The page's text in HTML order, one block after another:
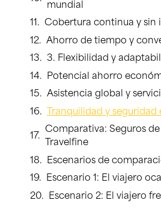
mundial
Cobertura continua y sin
Ahorro de tiempo y
3. Flexibilidad y
Potencial ahorro
Asistencia global y
Tranquilidad y seguridad
Comparativa: Seguros
Travelfine
Escenarios de
Escenario 1: El viajero
Escenario 2: El viajero